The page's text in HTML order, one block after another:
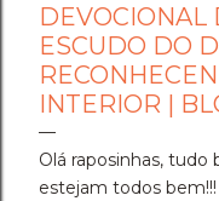
DEVOCIONAL
ESCUDO DO
INTERIOR |
Olá raposinhas,
estejam todos